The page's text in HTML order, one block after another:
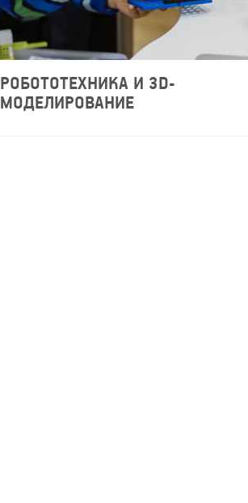
РОБОТОТЕХНИКА И 3D-
МОДЕЛИРОВАНИЕ